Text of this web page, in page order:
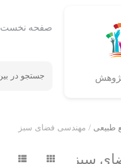
صفحه نخست
طبیعی / مهندسی فضای سبز
سبز